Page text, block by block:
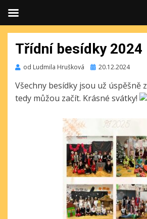
Třídní besídky 2024
od Ludmila Hrušková Publikováno
20.12.2024
Všechny besídky jsou už úspěšně
tedy můžou začít. Krásné svátky!